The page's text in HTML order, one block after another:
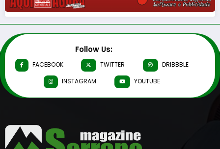
Follow Us:
FACEBOOK TWITTER
DRIBBBLE
INSTAGRAM
YOUTUBE